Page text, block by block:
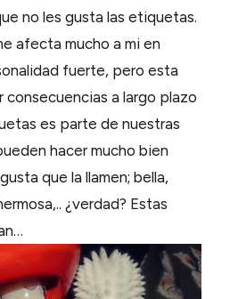
no les gusta las etiquetas.
afecta mucho a mi en
fuerte, pero esta
a largo plazo
es parte de nuestras
hacer mucho bien
que la llamen; bella,
¿verdad? Estas